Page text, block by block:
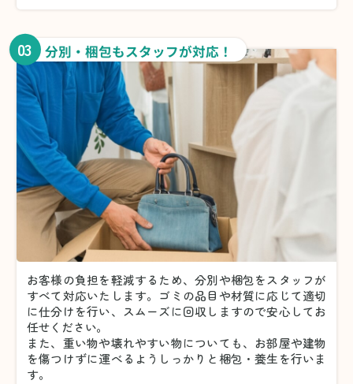
03 分別・梱包もスタッフが対応！
お客様の負担を軽減するため、分別や梱包をスタッフが
すべて対応いたします。 ゴミの品目や材質に応じて適切
に仕分けを行い、スムーズに回収しますので安心してお
任せください。
また、重い物や壊れやすい物についても、お部屋や建物
を傷つけずに運べるようしっかりと梱包・養生を行いま
す。